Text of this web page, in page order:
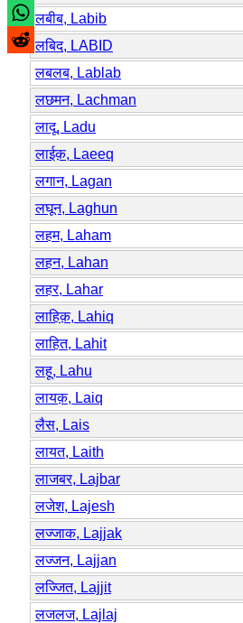
लबीब, Labib
लबिद, LABID
लबलब, Lablab
लछमन, Lachman
लादू, Ladu
लाईक़, Laeeq
लगान, Lagan
लघून, Laghun
लहम, Laham
लहन, Lahan
लहर, Lahar
लाहिक़, Lahiq
लाहित, Lahit
लहू, Lahu
लायक़, Laiq
लैस, Lais
लायत, Laith
लाजबर, Lajbar
लजेश, Lajesh
लज्जाक, Lajjak
लज्जन, Lajjan
लज्जित, Lajjit
लजलज, Lajlaj